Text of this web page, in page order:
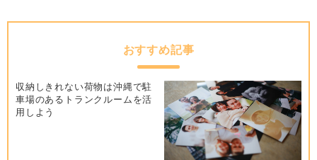
シ
ョ
おすすめ記事
収納しきれない荷物は沖縄で駐
車場のあるトランクルームを活
用しよう